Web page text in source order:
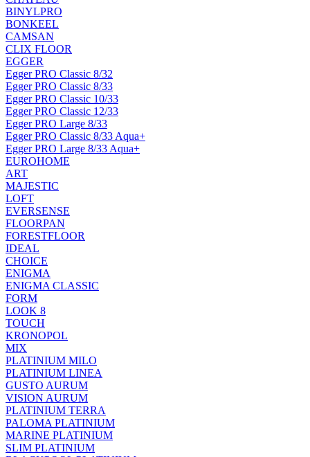
BINYLPRO
BONKEEL
CAMSAN
CLIX FLOOR
EGGER
Egger PRO Classic 8/32
Egger PRO Classic 8/33
Egger PRO Classic 10/33
Egger PRO Classic 12/33
Egger PRO Large 8/33
Egger PRO Classic 8/33 Aqua+
Egger PRO Large 8/33 Aqua+
EUROHOME
ART
MAJESTIC
LOFT
EVERSENSE
FLOORPAN
FORESTFLOOR
IDEAL
CHOICE
ENIGMA
ENIGMA CLASSIC
FORM
LOOK 8
TOUCH
KRONOPOL
MIX
PLATINIUM MILO
PLATINIUM LINEA
GUSTO AURUM
VISION AURUM
PLATINIUM TERRA
PALOMA PLATINIUM
MARINE PLATINIUM
SLIM PLATINIUM